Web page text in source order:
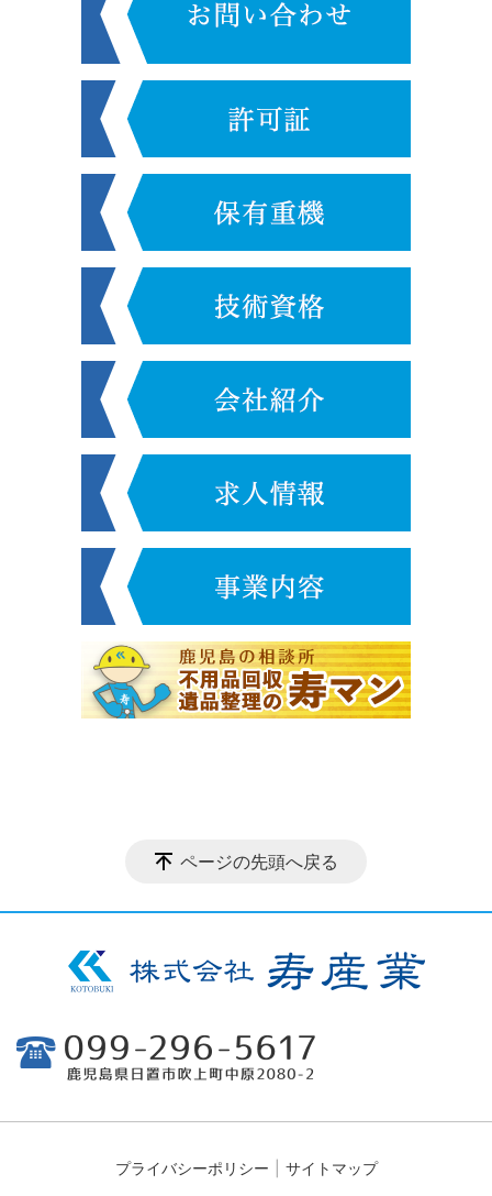
ページの先頭へ戻る
プライバシーポリシー サイトマップ